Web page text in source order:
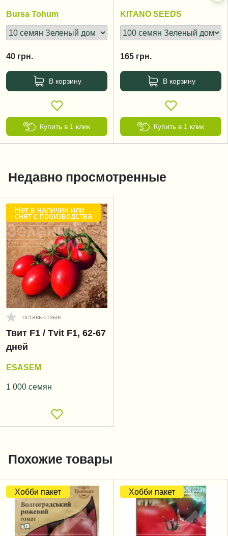
Bursa Tohum
40 грн.
В корзину
Купить в 1 клик
KITANO SEEDS
165 грн.
В корзину
Купить в 1 клик
Недавно просмотренные
Нет в наличии или
снят с производства
оставь отзыв
Твит F1 / Tvit F1, 62-67
дней
ESASEM
1 000 семян
Похожие товары
Хобби пакет Хобби пакет